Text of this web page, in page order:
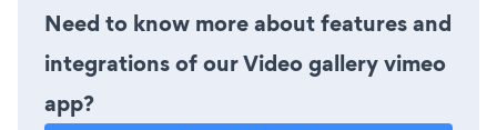
Need to know more about features and
integrations of our Video gallery vimeo
app?